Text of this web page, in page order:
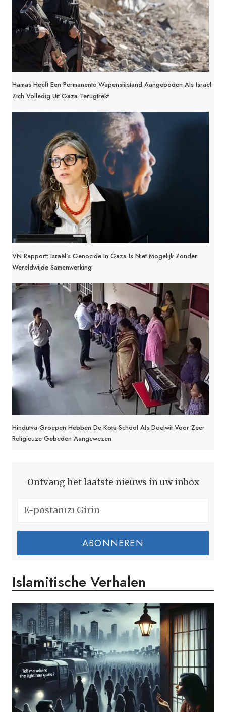
Hamas Heeft Een Permanente Wapenstilstand Aangeboden Als Israël
Zich Volledig Uit Gaza Terugtrekt
VN Rapport: Israël’s Genocide In Gaza Is Niet Mogelijk Zonder
Wereldwijde Samenwerking
Hindutva-Groepen Hebben De Kota-School Als Doelwit Voor Zeer
Religieuze Gebeden Aangewezen
Ontvang het laatste nieuws in uw inbox
ABONNEREN
Islamitische Verhalen